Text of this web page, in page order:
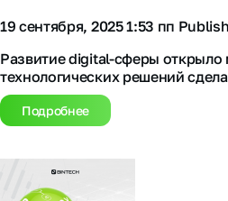
19 сентября, 2025 1:53 пп
Развитие digital-сферы открыло
технологических решений
Подробнее